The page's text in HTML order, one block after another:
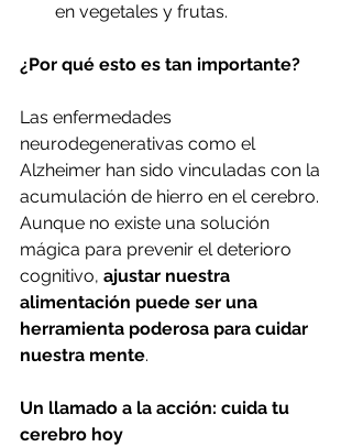
en vegetales y frutas.
¿Por qué esto es tan importante?
Las enfermedades
neurodegenerativas como el
Alzheimer han sido vinculadas con la
acumulación de hierro en el cerebro.
Aunque no existe una solución
mágica para prevenir el deterioro
cognitivo, ajustar nuestra
alimentación puede ser una
herramienta poderosa para cuidar
nuestra mente.
Un llamado a la acción: cuida tu
cerebro hoy